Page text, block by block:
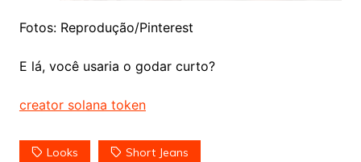
Fotos: Reprodução/Pinterest
E lá, você usaria o godar curto?
creator solana token
Looks Short Jeans